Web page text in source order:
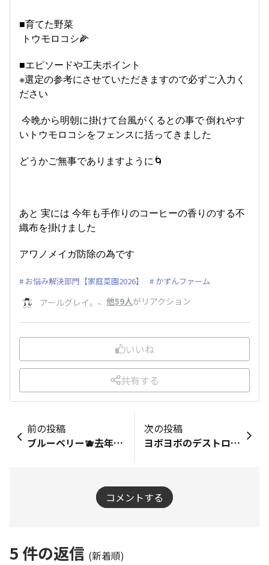
■育てた野菜
トウモロコシ🌽
■エピソードや工夫ポイント
※選定の参考にさせていただきますので必ずご入力く
ださい
今晩から明朝に掛けて台風がくるとの事で 倒れやす
いトウモロコシをフェンスに括ってきました
どうかご無事でありますように🌀
あと 実には 今年も手作りのコーヒーの香りのする不
織布を掛けました
アワノメイガ防除の為です
お悩み解決部門【家庭菜園2026】 かずんファーム
アールグレイ。 、 他59人がリアクション
いいね
共有する
前の投稿
ブルーベリー🫐去年より期待😍
次の投稿
ヨボヨボのデストロイヤー…🤭
コメントする
5 件の返信 (新着順)